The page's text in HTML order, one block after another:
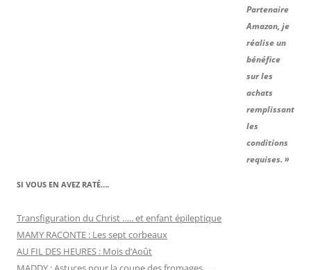
Partenaire
Amazon, je
réalise un
bénéfice
sur les
achats
remplissant
les
conditions
requises. »
SI VOUS EN AVEZ RATÉ….
Transfiguration du Christ ….. et enfant épileptique
MAMY RACONTE : Les sept corbeaux
AU FIL DES HEURES : Mois d’Août